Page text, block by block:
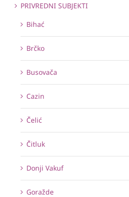
PRIVREDNI SUBJEKTI
Bihać
Brčko
Busovača
Cazin
Čelić
Čitluk
Donji Vakuf
Goražde